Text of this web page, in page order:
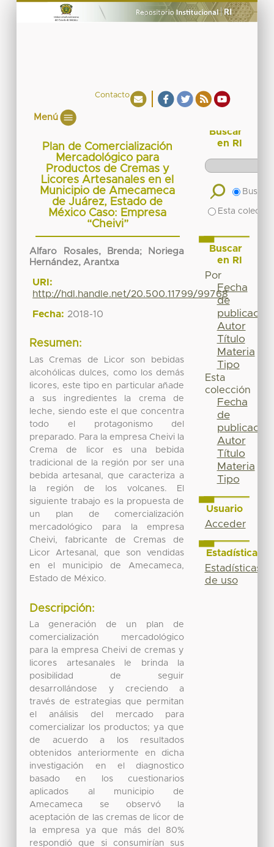
Contacto
Menú
Plan de Comercialización
Mercadológico para
Productos de Cremas y
Licores Artesanales en el
Municipio de Amecameca
de Juárez, Estado de
México Caso: Empresa
“Cheivi”
Alfaro Rosales, Brenda;
Noriega
Hernández, Arantxa
URI:
http://hdl.handle.net/20.500.11799/99768
Fecha: 2018-10
Resumen:
Las Cremas de Licor son bebidas
alcohólicas dulces, como los demás
licores, este tipo en particular añade
a sus ingredientes la crema de
leche, siendo este el que concentra
todo el protagonismo del
preparado. Para la empresa Cheivi la
Crema de licor es una bebida
tradicional de la región por ser una
bebida artesanal, que caracteriza a
la región de los volcanes. El
siguiente trabajo es la propuesta de
un plan de comercialización
mercadológico para la empresa
Cheivi, fabricante de Cremas de
Licor Artesanal, que son vendidas
en el municipio de Amecameca,
Estado de México.
Descripción:
La generación de un plan de
comercialización mercadológico
para la empresa Cheivi de cremas y
licores artesanales le brinda la
posibilidad de seguir
desarrollándose y creciendo a
través de estrategias que permitan
el análisis del mercado para
comercializar los productos; ya que
de acuerdo a los resultados
obtenidos anteriormente en dicha
investigación en el diagnostico
basado en los cuestionarios
aplicados al municipio de
Amecameca se observó la
aceptación de las cremas de licor de
la empresa ya que más del 80%
respondió que si consumirían sus
Buscar
en RI
Buscar
Esta
Buscar
en RI
Por
Fecha
de
publicación
Autor
Título
Materia
Tipo
Esta
colección
Fecha
de
publicación
Autor
Título
Materia
Tipo
Usuario
Acceder
Estadísticas
Estadísticas
de uso